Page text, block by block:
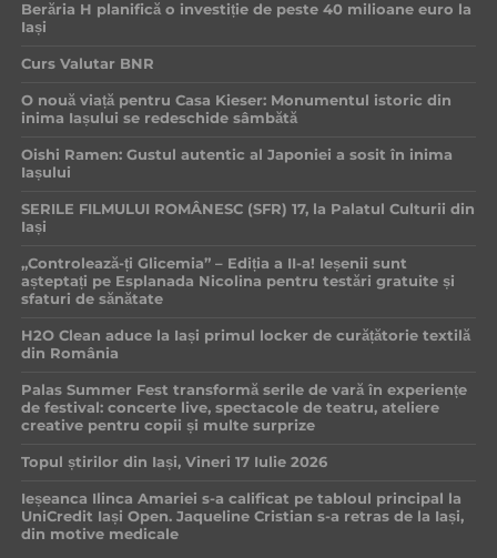
Berăria H planifică o investiție de peste 40 milioane euro la
Iași
Curs Valutar BNR
O nouă viață pentru Casa Kieser: Monumentul istoric din
inima Iașului se redeschide sâmbătă
Oishi Ramen: Gustul autentic al Japoniei a sosit în inima
Iașului
SERILE FILMULUI ROMÂNESC (SFR) 17, la Palatul Culturii din
Iași
„Controlează-ți Glicemia” – Ediția a II-a! Ieșenii sunt
așteptați pe Esplanada Nicolina pentru testări gratuite și
sfaturi de sănătate
H2O Clean aduce la Iași primul locker de curățătorie textilă
din România
Palas Summer Fest transformă serile de vară în experiențe
de festival: concerte live, spectacole de teatru, ateliere
creative pentru copii și multe surprize
Topul știrilor din Iași, Vineri 17 Iulie 2026
Ieșeanca Ilinca Amariei s-a calificat pe tabloul principal la
UniCredit Iași Open. Jaqueline Cristian s-a retras de la Iași,
din motive medicale